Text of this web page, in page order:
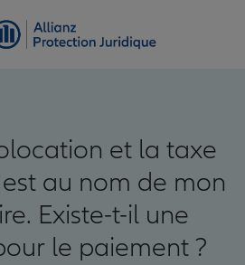
et la taxe
au nom de mon
Existe-t-il une
le paiement ?